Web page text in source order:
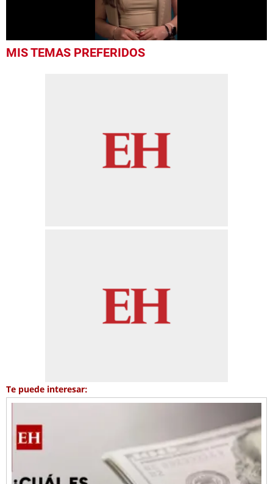
seconds
MIS TEMAS PREFERIDOS
Te puede interesar: